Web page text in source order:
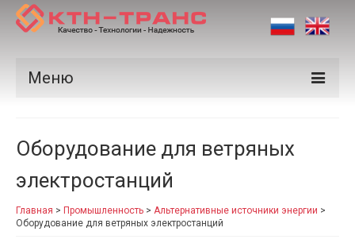
Меню
Производители
Рынки
Сертификаты
Оборудование для ветряных
электростанций
Главная > Промышленность > Альтернативные источники энергии >
Оборудование для ветряных электростанций